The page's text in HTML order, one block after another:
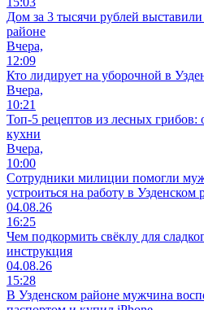
Дом за 3 тысячи рублей
районе
Вчера,
12:09
Кто лидирует на уборочной в
Вчера,
10:21
Топ-5 рецептов из лесных грибов:
кухни
Вчера,
10:00
Сотрудники милиции помогли
устроиться на работу в Узденском
04.08.26
16:25
Чем подкормить свёклу для
инструкция
04.08.26
15:28
В Узденском районе мужчина